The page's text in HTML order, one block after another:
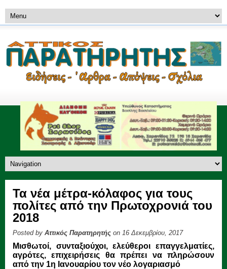
Τα νέα μέτρα-κόλαφος για τους
πολίτες από την Πρωτοχρονιά του
2018
Posted by Αττικός Παρατηρητής on 16 Δεκεμβρίου, 2017
Μισθωτοί, συνταξιούχοι, ελεύθεροι επαγγελματίες,
αγρότες, επιχειρήσεις θα πρέπει να πληρώσουν
από την 1η Ιανουαρίου τον νέο λογαριασμό